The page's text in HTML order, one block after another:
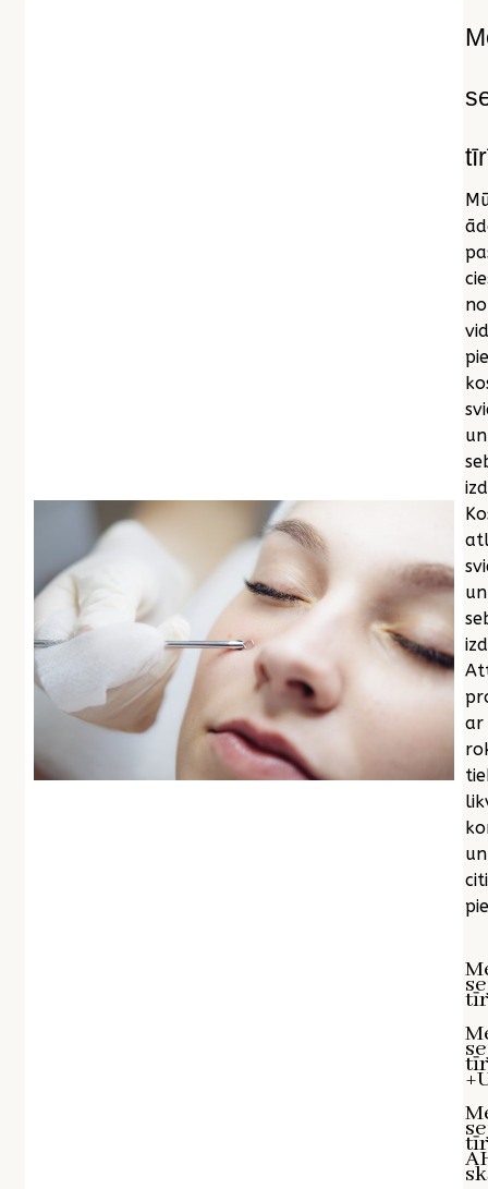
no
un
un
ar
un
citi